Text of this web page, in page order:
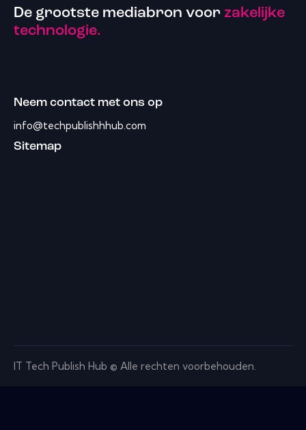
De grootste mediabron voor zakelijke
technologie.
Neem contact met ons op
info@techpublishhhub.com
Sitemap
IT Tech Publish Hub © Alle rechten voorbehouden.